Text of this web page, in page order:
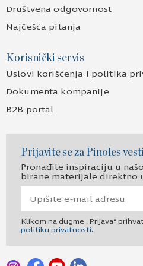
Društvena odgovornost
Najčešća pitanja
Korisnički servis
Uslovi korišćenja i politika
Dokumenta kompanije
B2B portal
Prijavite se za Pinoles vesti
Pronađite inspiraciju u
birane materijale direktno
Klikom na dugme „Prijava“
politiku privatnosti.